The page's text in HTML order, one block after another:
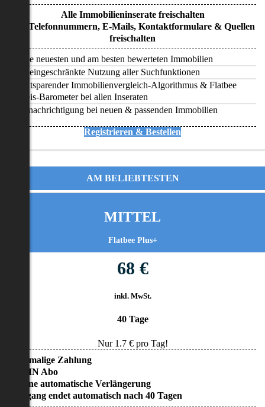
Alle Immobilieninserate freischalten
Alle Telefonnummern, E-Mails, Kontaktformulare & Quellen
freischalten
Alle neuesten und am besten bewerteten Immobilien
Uneingeschränkte Nutzung aller Suchfunktionen
Zeitsparender Immobilienvergleich-Algorithmus & Flatbee
Preis-Barometer bei allen Inseraten
Benachrichtigung bei neuen & passenden Immobilien
Registrieren & Bestellen
AM BELIEBTESTEN
MITTEL
Flatbee Plus+
68 €
inkl. MwSt.
40 Tage
Nur 1.7€ pro Tag!
• Einmalige Zahlung
• KEIN Abo
• Keine automatische Verlängerung
• Zugang endet automatisch nach 40 Tagen